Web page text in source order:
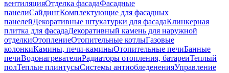
вентиляцияОтделка фасадаФасадные
панелиСайдингКомплектующие для фасадных
панелейДекоративные штукатурки для фасадаКлинкерная
плитка для фасадаДекоративный камень для наружной
отделкиОтоплениеОтопительные котлыГазовые
колонкиКамины, печи-каминыОтопительные печиБанные
печиВодонагревателиРадиаторы отопления, батареиТеплый
полТеплые плинтусыСистемы антиобледененияУправление